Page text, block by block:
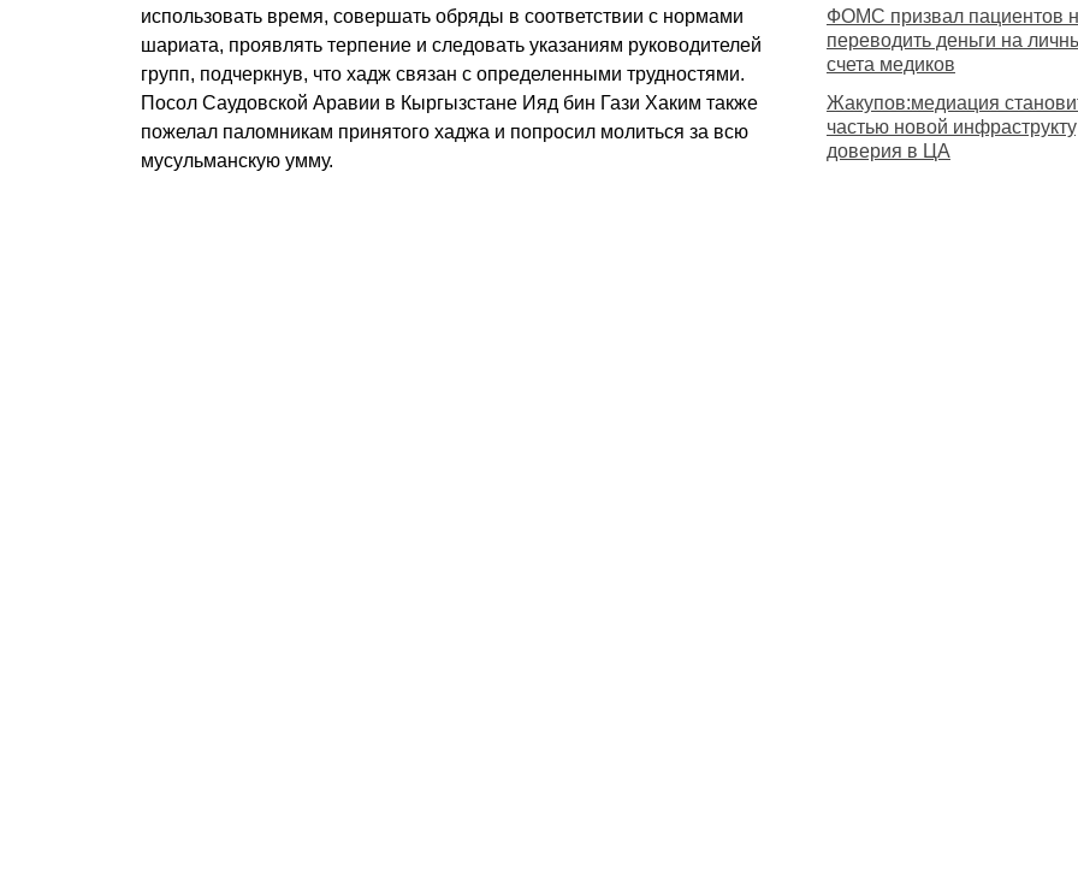
использовать время, совершать обряды в соответствии с нормами
шариата, проявлять терпение и следовать указаниям руководителей
групп, подчеркнув, что хадж связан с определенными трудностями.
Посол Саудовской Аравии в Кыргызстане Ияд бин Гази Хаким также
пожелал паломникам принятого хаджа и попросил молиться за всю
мусульманскую умму.
ФОМС призвал пациентов
переводить деньги на
счета медиков
Жакупов:медиация
частью новой
доверия в ЦА